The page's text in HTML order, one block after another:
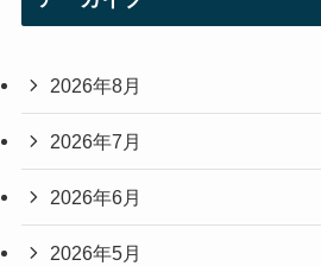
2026年8月
2026年7月
2026年6月
2026年5月